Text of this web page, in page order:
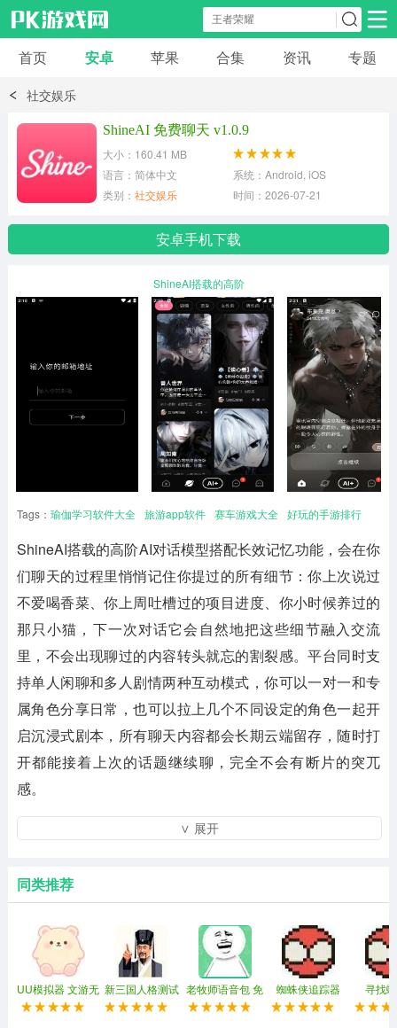
安卓应用 安卓游戏
模拟经营
首页 安卓 苹果 合集 资讯 专题
社交娱乐
ShineAI 免费聊天 v1.0.9
大小：160.41 MB
语言：简体中文
系统：Android, iOS
类别： 社交娱乐 时间：2026-07-21
安卓手机下载
ShineAI搭载的高阶
Tags： 瑜伽学习软件大全 旅游app软件 赛车游戏大全 好玩的手游排行
ShineAI搭载的高阶AI对话模型搭配长效记忆功能，会在你
们聊天的过程里悄悄记住你提过的所有细节：你上次说过
不爱喝香菜、你上周吐槽过的项目进度、你小时候养过的
那只小猫，下一次对话它会自然地把这些细节融入交流
里，不会出现聊过的内容转头就忘的割裂感。平台同时支
持单人闲聊和多人剧情两种互动模式，你可以一对一和专
属角色分享日常，也可以拉上几个不同设定的角色一起开
启沉浸式剧本，所有聊天内容都会长期云端留存，随时打
开都能接着上次的话题继续聊，完全不会有断片的突兀
感。
步稳步提升，慢慢解锁更多专属的互动内容和隐藏剧情，
密，这种双向靠近的陪伴感，能帮你慢慢消解现实里攒下
的焦虑和孤独。不管你是想找个人打发无聊的碎片时间，
还是需要一个完全不用设防的情绪树洞，这款软件都能给
你足够有温度的回应，现在下载就能立刻开启属于你的专
∨ 展开
同类推荐
UU模拟器 文游无
限资源版
新三国人格测试
2026最新版
老牧师语音包 免
费领取
蜘蛛侠追踪器 寻找